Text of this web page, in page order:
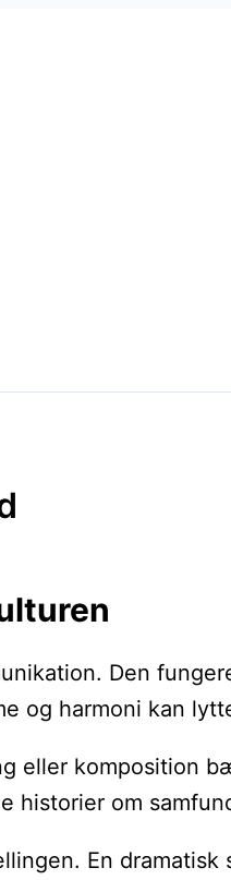
Den
og harmoni kan
eller komposition
historier om
En